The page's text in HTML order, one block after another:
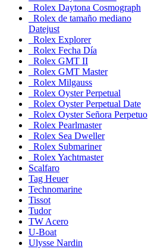
Rolex Daytona Cosmograph
Rolex de tamaño mediano
Datejust
Rolex Explorer
Rolex Fecha Día
Rolex GMT II
Rolex GMT Master
Rolex Milgauss
Rolex Oyster Perpetual
Rolex Oyster Perpetual Date
Rolex Oyster Señora Perpetuo
Rolex Pearlmaster
Rolex Sea Dweller
Rolex Submariner
Rolex Yachtmaster
Scalfaro
Tag Heuer
Technomarine
Tissot
Tudor
TW Acero
U-Boat
Ulysse Nardin